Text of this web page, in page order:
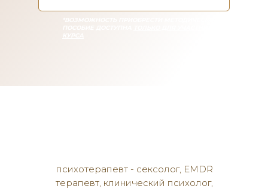
психотерапевт - сексолог, ЕMDR
терапевт, клинический психолог,